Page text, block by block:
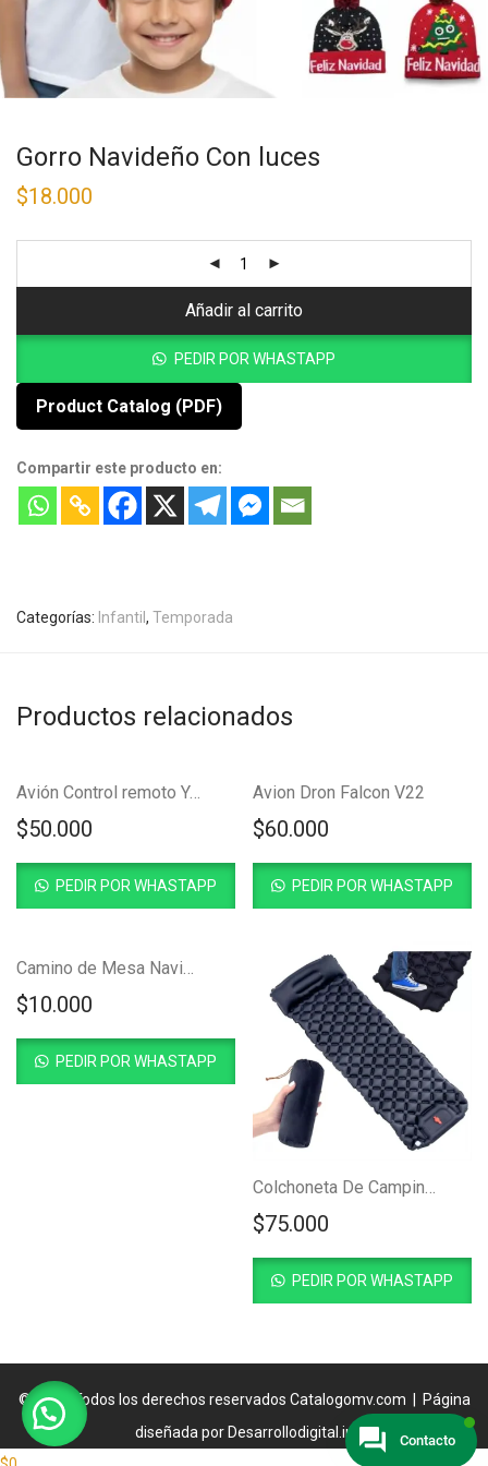
Gorro Navideño Con luces
$18.000
Añadir al carrito
PEDIR POR WHASTAPP
Product Catalog (PDF)
Compartir este producto en:
Categorías: Infantil , Temporada
Productos relacionados
Avión Control remoto YJ520 Pequeño
$50.000
PEDIR POR WHASTAPP
Avion Dron Falcon V22
$60.000
PEDIR POR WHASTAPP
Camino de Mesa Navideño
$10.000
PEDIR POR WHASTAPP
Colchoneta De Camping Ultraligera Autoinflable
$75.000
PEDIR POR WHASTAPP
© 2024 Todos los derechos reservados Catalogomv.com | Página
diseñada por Desarrollodigital.in
Contacto